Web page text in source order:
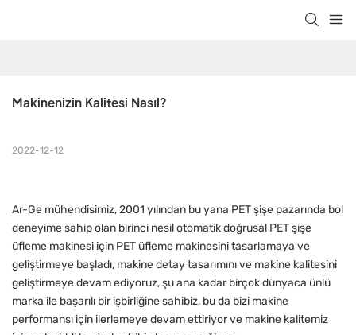
Makinenizin Kalitesi Nasıl?
2022-12-12
Ar-Ge mühendisimiz, 2001 yılından bu yana PET şişe pazarında bol
deneyime sahip olan birinci nesil otomatik doğrusal PET şişe
üfleme makinesi için PET üfleme makinesini tasarlamaya ve
geliştirmeye başladı, makine detay tasarımını ve makine kalitesini
geliştirmeye devam ediyoruz, şu ana kadar birçok dünyaca ünlü
marka ile başarılı bir işbirliğine sahibiz, bu da bizi makine
performansı için ilerlemeye devam ettiriyor ve makine kalitemiz